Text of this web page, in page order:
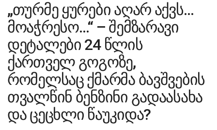
„თურმე ყურები აღარ აქვს…
მოაჭრესო…“ – შემზარავი
დეტალები 24 წლის
ქართველ გოგოზე,
რომელსაც ქმარმა ბავშვების
თვალწინ ბენზინი გადაასახა
და ცეცხლი წაუკიდა?